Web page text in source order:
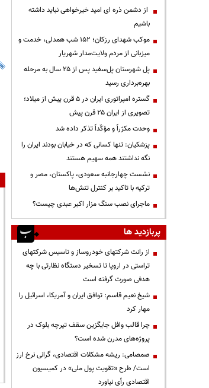
از دشمن ذره ای امید خیرخواهی نباید داشته
باشیم
موکب شهدای رزکان؛ ۱۵۲ شب همدلی، خدمت و
میزبانی از مردم ولایت‌مدار شهریار
پل شهرستان پل‌سفید پس از ۲۵ سال به مرحله
بهره‌برداری رسید
گستره امپراتوری ایران در ۵ قرن پیش از میلاد؛
تصویری از ایران ۲۵ قرن پیش
وحدت مکرّراً و مؤکّداً تذکر داده شد
پزشکیان: تنها کسانی که در خیابان بودند ایران را
نگه نداشتند همه سهیم هستند
نشست چهارجانبه سعودی، پاکستان، مصر و
ترکیه با تاکید بر کنترل تنش‌ها
ماجرای نصب سنگ مزار اکبر عبدی چیست؟
پربازدید ها
از رانت‌ شرکتهای خودروساز و تاسیس شرکتهای
تراستی در اروپا تا تسخیر دستگاه نظارتی با چه
هدفی صورت گرفته است
شیخ نعیم قاسم: توافق ایران و آمریکا، اسرائیل را
مهار کرد
چرا قالب وافل جایگزین سقف تیرچه بلوک در
پروژه‌های مدرن شده است؟
صمصامی: ریشه مشکلات اقتصادی، گرانی نرخ ارز
است/ طرح «تقویت پول ملی» در کمیسیون
اقتصادی رأی نیاورد